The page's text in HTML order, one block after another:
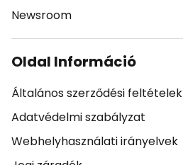
Newsroom
Oldal Információ
Általános szerződési feltételek
Adatvédelmi szabályzat
Webhelyhasználati irányelvek